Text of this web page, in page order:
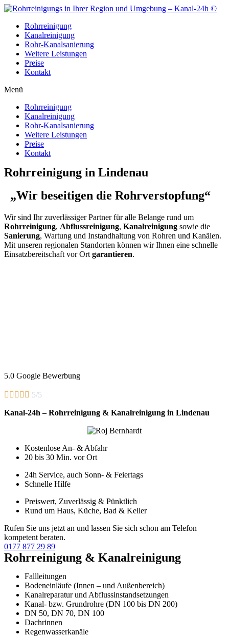
Zum
wechselnRohrreinigung
Kanalreinigung
Rohr-Kanalsanierung
Weitere Leistungen
Preise
Kontakt
Menü
Rohrreinigung
Kanalreinigung
Rohr-Kanalsanierung
Weitere Leistungen
Preise
Kontakt
Rohrreinigung in Lindenau
„Wir beseitigen die Rohrverstopfung“
Wir sind Ihr zuverlässiger Partner für alle Belange rund um
Rohrreinigung, Abflussreinigung, Kanalreinigung sowie die
Sanierung, Wartung und Instandhaltung von Rohren und Kanälen.
Mit unseren regionalen Standorten können wir Ihnen eine schnelle
Einsatzbereitschaft vor Ort garantieren.
5.0 Google Bewerbung
     5/5
Kanal-24h – Rohrreinigung & Kanalreinigung in Lindenau
Kostenlose An- & Abfahr
20 bis 30 Min. vor Ort
24h Service, auch Sonn- & Feiertags
Schnelle Hilfe
Preiswert, Zuverlässig & Pünktlich
Rund um Haus, Küche, Bad & Keller
Rufen Sie uns jetzt an und lassen Sie sich schon am Telefon
kompetent beraten.
0177 877 29 89
Rohrreinigung & Kanalreinigung
Fallleitungen
Bodeneinläufe (Innen – und Außenbereich)
Kanalreparatur und Abflussinstandsetzungen
Kanal- bzw. Grundrohre (DN 100 bis DN 200)
DN 50, DN 70, DN 100
Dachrinnen
Regenwasserkanäle